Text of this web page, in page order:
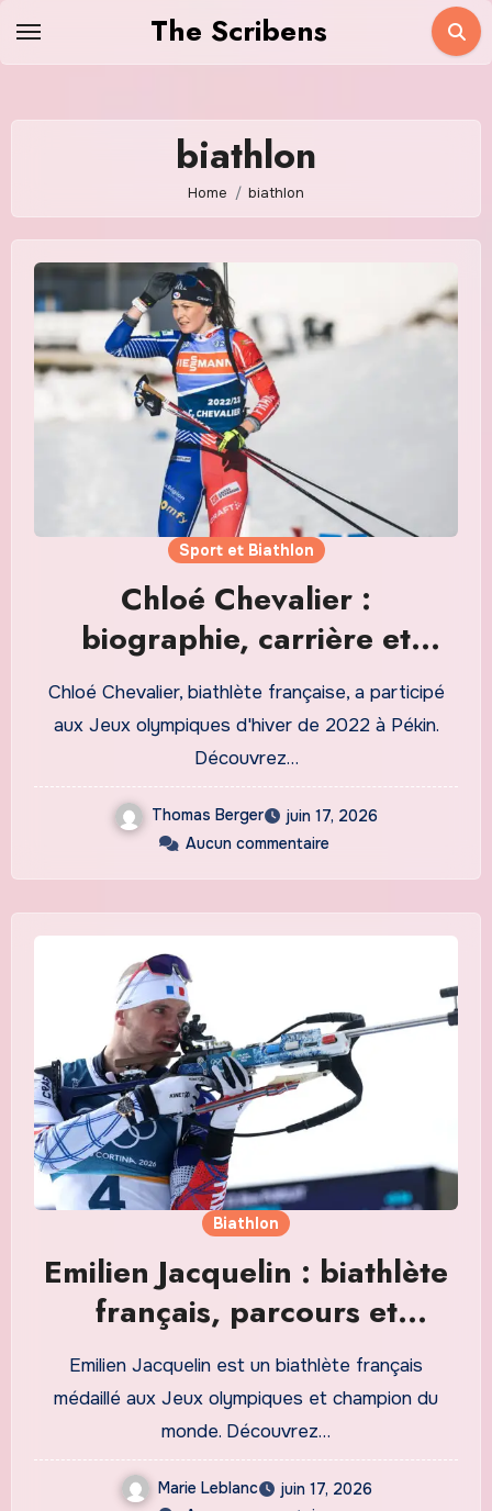
The Scribens
biathlon
Home biathlon
Sport et Biathlon
Chloé Chevalier :
biographie, carrière et
dernières actualités
Chloé Chevalier, biathlète française, a participé
aux Jeux olympiques d'hiver de 2022 à Pékin.
Découvrez…
Thomas Berger
juin 17, 2026
Aucun commentaire
Biathlon
Emilien Jacquelin : biathlète
français, parcours et
résultats
Emilien Jacquelin est un biathlète français
médaillé aux Jeux olympiques et champion du
monde. Découvrez…
Marie Leblanc
juin 17, 2026